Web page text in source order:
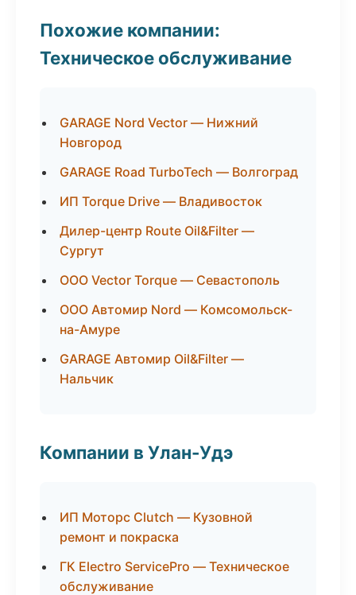
Похожие компании:
Техническое обслуживание
GARAGE Nord Vector — Нижний
Новгород
GARAGE Road TurboTech — Волгоград
ИП Torque Drive — Владивосток
Дилер-центр Route Oil&Filter —
Сургут
ООО Vector Torque — Севастополь
ООО Автомир Nord — Комсомольск-
на-Амуре
GARAGE Автомир Oil&Filter —
Нальчик
Компании в Улан-Удэ
ИП Моторс Clutch — Кузовной
ремонт и покраска
ГК Electro ServicePro — Техническое
обслуживание